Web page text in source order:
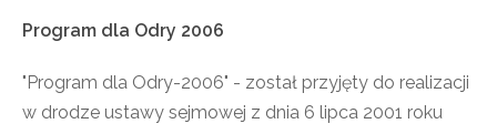
Program dla Odry 2006
"Program dla Odry-2006" - został przyjęty do realizacji
w drodze ustawy sejmowej z dnia 6 lipca 2001 roku